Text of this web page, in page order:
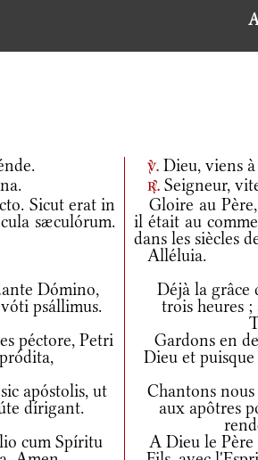
v. Dieu, viens
r. Seigneur,
Sicut erat in
sæculórum.
Gloire au
il était au
dans les siècles
Alléluia.
Dómino,
psállimus.
Déjà la grâce
trois heures
péctore, Petri
Gardons en
Dieu et
apóstolis, ut
dírigant.
Chantons nous
aux apôtres
cum Spíritu
A Dieu le Père